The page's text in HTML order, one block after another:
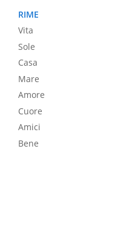
RIME
Vita
Sole
Casa
Mare
Amore
Cuore
Amici
Bene